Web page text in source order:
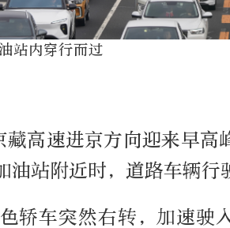
站内穿行而过
藏高速进京方向迎来早高
站附近时，道路车辆行
轿车突然右转，加速驶